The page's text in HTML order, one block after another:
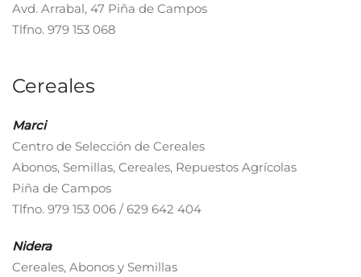
Avd. Arrabal, 47 Piña de Campos
Tlfno. 979 153 068
Cereales
Marci
Centro de Selección de Cereales
Abonos, Semillas, Cereales, Repuestos Agrícolas
Piña de Campos
Tlfno. 979 153 006 / 629 642 404
Nidera
Cereales, Abonos y Semillas